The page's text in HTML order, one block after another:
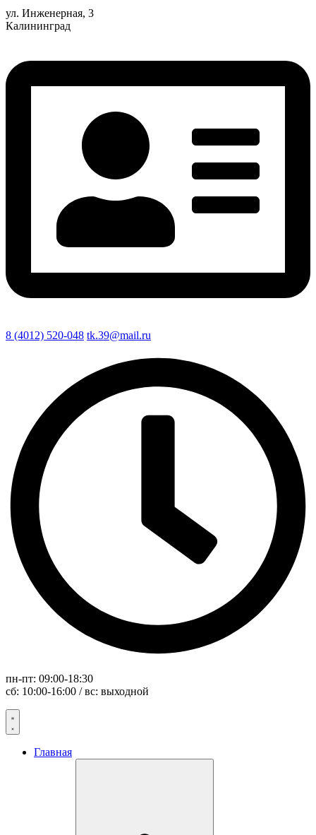
ул. Инженерная, 3
Калининград
8 (4012) 520-048 tk.39@mail.ru
пн-пт: 09:00-18:30
сб: 10:00-16:00 / вс: выходной
Главная